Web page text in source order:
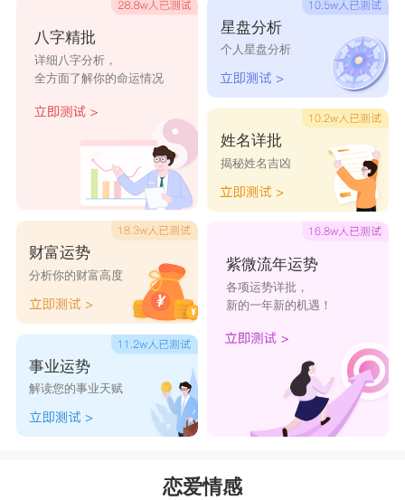
性。所以当这两个人结合在一起时，他们的关系就
会变得非常和谐。
2、虽然双鱼座男孩和水瓶座女孩之间没有吸
引力，但这是一种很好的表达方式。对于水瓶座的
人来说，他们的思想非常微妙和敏感。因此，当他
们面对周围的事情时，他们总是可以保持一种相对
平静的态度来观察周围的事情，这样他们就可以避
免很多问题。
3、此外，双鱼座男人本身就是一个非常聪明
的人。他有很好的思维能力，可以让水瓶座女孩在
学习中不断提高自己的技能和技能。这样，就更容
易得到别人的青睐和印象。
4、因此，如果你能成为一对夫妇，这意味着
你们俩的性格也属于互补的类型。你们俩都会认为
两个是天生的组合，无论对方做什么都很顺利。
八字精批
详细八字分析，
全方面了解你的命运情况
财富运势
分析你的财富高度
事业运势
解读您的事业天赋
星盘分析
个人星盘分析
姓名详批
揭秘姓名吉凶
紫微流年运势
各项运势详批，
新的一年新的机遇！
恋爱情感